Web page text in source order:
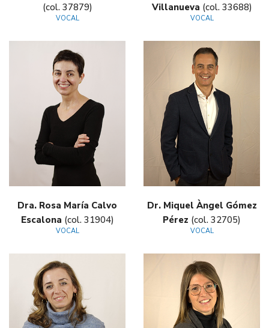
(col. 37879)
VOCAL
Villanueva (col. 33688)
VOCAL
Dra. Rosa María Calvo
Escalona (col. 31904)
VOCAL
Dr. Miquel Àngel Gómez
Pérez (col. 32705)
VOCAL